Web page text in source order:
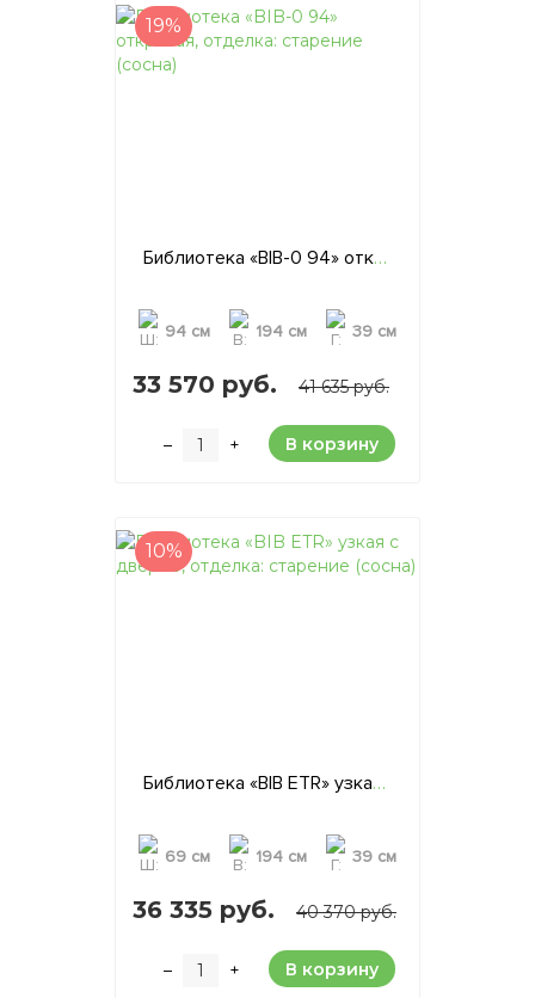
19%
Библиотека «BIB-0 94» открытая, отделка: старение (сосна)
94 см 194 см 39 см
33 570 руб. 41 635 руб.
– + В корзину
10%
Библиотека «BIB ETR» узкая с дверью, отделка: старение (сосна)
69 см 194 см 39 см
36 335 руб. 40 370 руб.
– + В корзину